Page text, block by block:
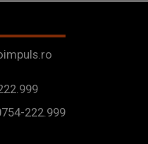
222.999